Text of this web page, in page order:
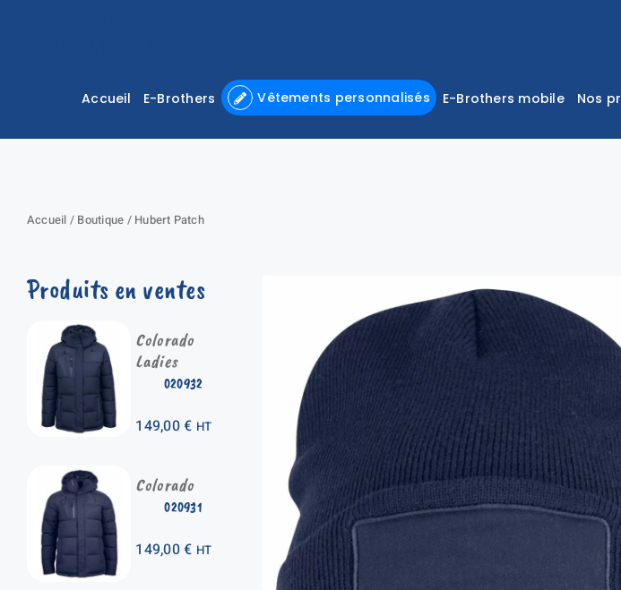
Accueil E-Brothers Vêtements personnalisés E-Brothers mobile Nos
Accueil / Boutique / Hubert Patch
Produits en ventes
020932
Colorado
Ladies
149,00€ HT
020931
Colorado
149,00€ HT